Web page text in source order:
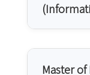
Master